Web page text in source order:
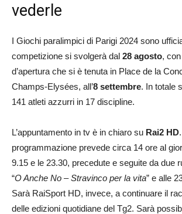
vederle
I Giochi paralimpici di Parigi 2024 sono
competizione si svolgerà dal 28 agosto,
d’apertura che si è tenuta in Place de la
Champs-Elysées, all’8 settembre. In totale
141 atleti azzurri in 17 discipline.
L’appuntamento in tv è in chiaro su Rai2 HD
programmazione prevede circa 14 ore al
9.15 e le 23.30, precedute e seguite da due
“O Anche No – Stravinco per la vita” e alle
Sarà RaiSport HD, invece, a continuare il
delle edizioni quotidiane del Tg2. Sarà